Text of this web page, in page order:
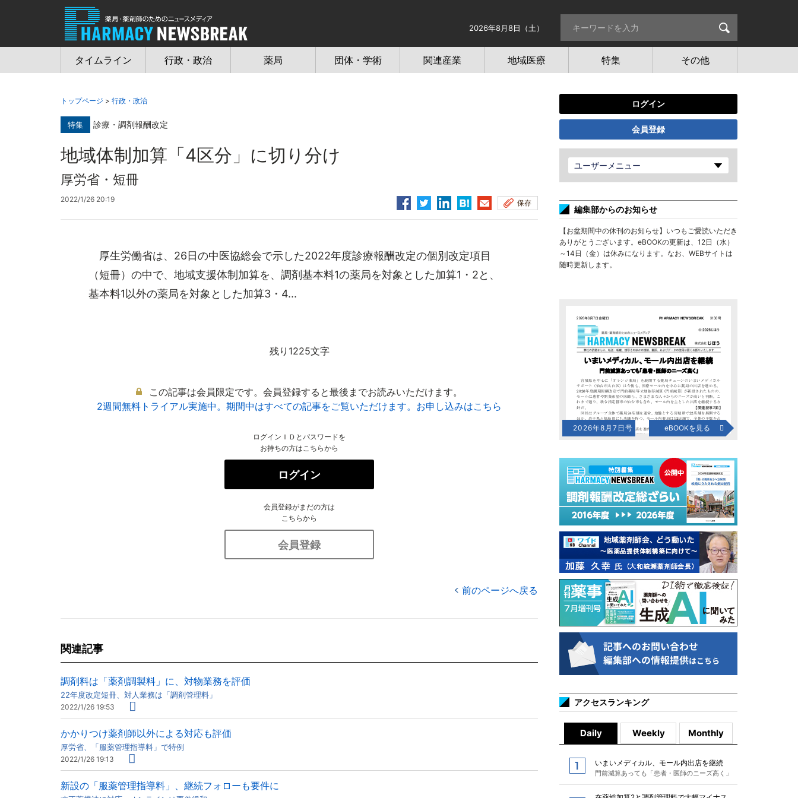
2026年8月8日（土）
タイムライン 行政・政治 薬局 団体・学術 関連産業 地域医療 特集 その他
トップページ > 行政・政治
特集 診療・調剤報酬改定
地域体制加算「4区分」に切り分け
厚労省・短冊
2022/1/26 20:19 保存
厚生労働省は、26日の中医協総会で示した2022年度診療報酬改定の個別改定項目
（短冊）の中で、地域支援体制加算を、調剤基本料1の薬局を対象とした加算1・2と、
基本料1以外の薬局を対象とした加算3・4...
残り1225文字
この記事は会員限定です。会員登録すると最後までお読みいただけます。
2週間無料トライアル実施中。期間中はすべての記事をご覧いただけます。お申し込みはこちら
ログインＩＤとパスワードを
お持ちの方はこちらから
ログイン
会員登録がまだの方は
こちらから
会員登録
前のページへ戻る
関連記事
調剤料は「薬剤調製料」に、対物業務を評価
22年度改定短冊、対人業務は「調剤管理料」
2022/1/26 19:53
かかりつけ薬剤師以外による対応も評価
厚労省、「服薬管理指導料」で特例
2022/1/26 19:13
新設の「服薬管理指導料」、継続フォローも要件に
ログイン
会員登録
ユーザーメニュー
編集部からのお知らせ
【お盆期間中の休刊のお知らせ】いつもご愛読いただき
ありがとうございます。eBOOKの更新は、12日（水）
～14日（金）は休みになります。なお、WEBサイトは
随時更新します。
2026年8月7日号 eBOOKを見る
アクセスランキング
Daily Weekly Monthly
いまいメディカル、モール内出店を継続
門前減算あっても「患者・医師のニーズ高く」